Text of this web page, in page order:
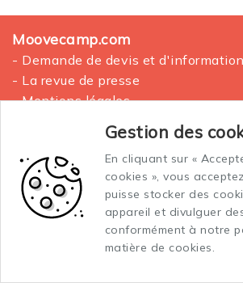
Gestion des
En cliquant sur «
cookies », vous
puisse stocker des
appareil et divulguer
conformément à notre
matière de cookies.
Moovecamp.com
- Demande de devis et
- La revue de presse
- Mentions légales
La location des vans aménagés
Conditions générales de vente et
Conditions générales d'assurance
Vos données personnelles